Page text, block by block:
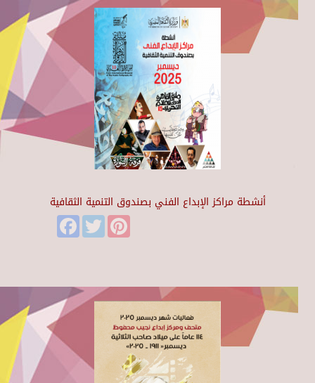
أنشطة مراكز الإبداع الفني بصندوق التنمية الثقافية
FacebookTwitter